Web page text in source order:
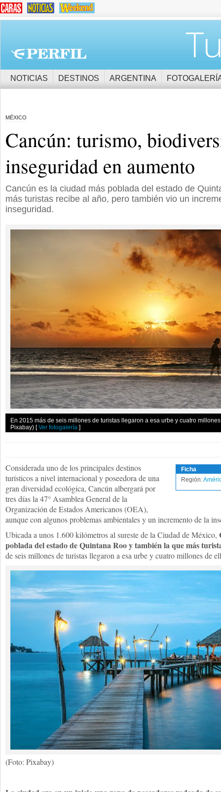
NOTICIAS DESTINOS ARGENTINA
MÉXICO
Cancún: turismo,
inseguridad en aumento
Cancún es la ciudad más poblada del estado de
más turistas recibe al año, pero también vio un
inseguridad.
En 2015 más de seis millones de turistas llegaron a esa urbe y cuatro
Pixabay) [Ver fotogalería ]
Ficha
Región:
Considerada uno de los principales destinos
turísticos a nivel internacional y poseedora de una
gran diversidad ecológica, Cancún albergará por
tres días la 47° Asamblea General de la
Organización de Estados Americanos (OEA),
aunque con algunos problemas ambientales y un incremento de la
Ubicada a unos 1.600 kilómetros al sureste de la Ciudad de México,
poblada del estado de Quintana Roo y también la que más
de seis millones de turistas llegaron a esa urbe y cuatro millones de
(Foto: Pixabay)